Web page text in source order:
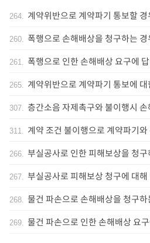
264. 계약위반으로 계약파기 통보할 경
260. 폭행으로 손해배상을 청구하는
261. 폭행으로 인한 손해배상 요구에
265. 계약위반으로 계약파기 통보에
307. 층간소음 자제촉구와 불이행시
311. 계약 조건 불이행으로 계약파기
266. 부실공사로 인한 피해보상을 청
267. 부실공사로 피해보상 청구에 대
268. 물건 파손으로 손해배상을 청구하
269. 물건 파손으로 인한 손해배상 요